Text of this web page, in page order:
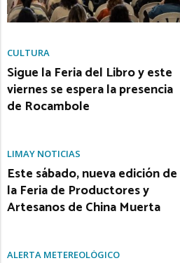
CULTURA
Sigue la Feria del Libro y este
viernes se espera la presencia
de Rocambole
LIMAY NOTICIAS
Este sábado, nueva edición de
la Feria de Productores y
Artesanos de China Muerta
ALERTA METEREOLÓGICO